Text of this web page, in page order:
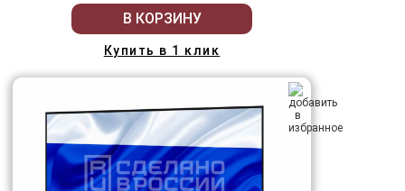
В КОРЗИНУ
Купить в 1 клик